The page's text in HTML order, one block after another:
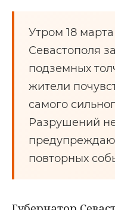
Утром 18
Севастополя
подземных
жители
самого
Разрушений
повторных